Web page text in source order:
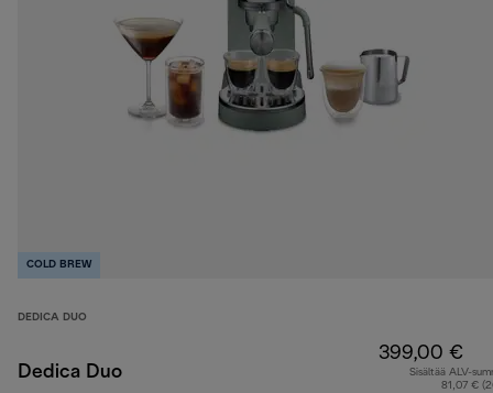
COLD BREW
DEDICA DUO
Dedica Duo
399,00 €
Sisältää ALV-
81,07 €